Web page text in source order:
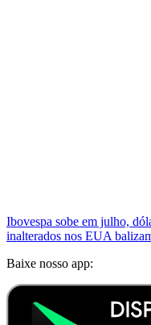
Ibovespa sobe em julho,
inalterados nos EUA
Baixe nosso app: